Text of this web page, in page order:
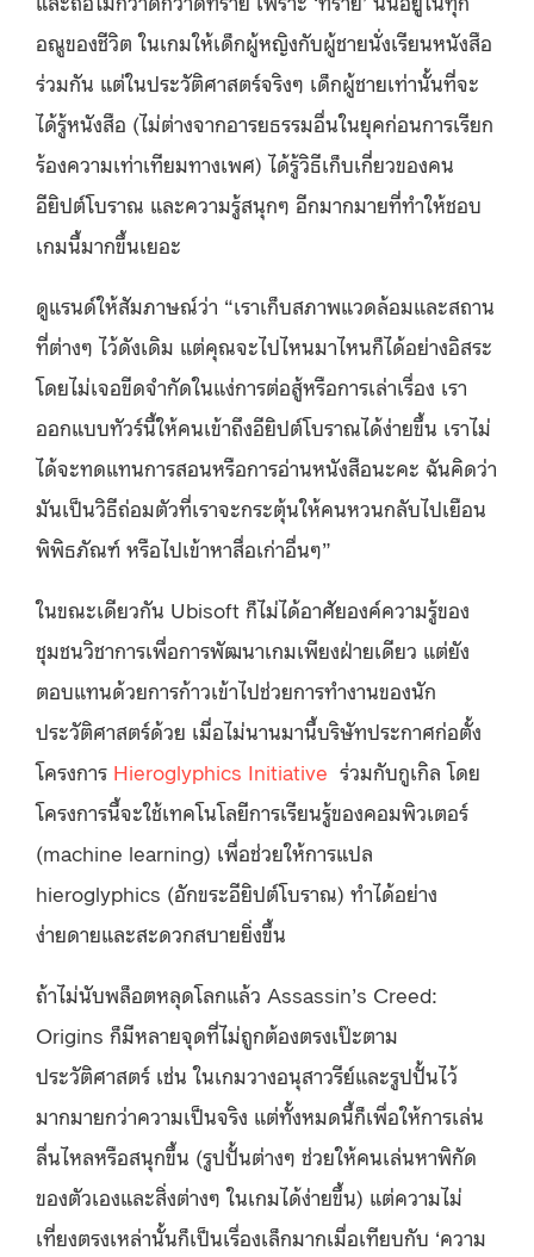
อณูของชีวิต ในเกมให้เด็กผู้หญิงกับผู้ชายนั่งเรียนหนังสือ
ร่วมกัน แต่ในประวัติศาสตร์จริงๆ เด็กผู้ชายเท่านั้นที่จะ
ได้รู้หนังสือ (ไม่ต่างจากอารยธรรมอื่นในยุคก่อนการเรียก
ร้องความเท่าเทียมทางเพศ) ได้รู้วิธีเก็บเกี่ยวของคน
อียิปต์โบราณ และความรู้สนุกๆ อีกมากมายที่ทำให้ชอบ
เกมนี้มากขึ้นเยอะ
ดูแรนด์ให้สัมภาษณ์ว่า “เราเก็บสภาพแวดล้อมและสถาน
ที่ต่างๆ ไว้ดังเดิม แต่คุณจะไปไหนมาไหนก็ได้อย่างอิสระ
โดยไม่เจอขีดจำกัดในแง่การต่อสู้หรือการเล่าเรื่อง เรา
ออกแบบทัวร์นี้ให้คนเข้าถึงอียิปต์โบราณได้ง่ายขึ้น เราไม่
ได้จะทดแทนการสอนหรือการอ่านหนังสือนะคะ ฉันคิดว่า
มันเป็นวิธีถ่อมตัวที่เราจะกระตุ้นให้คนหวนกลับไปเยือน
พิพิธภัณฑ์ หรือไปเข้าหาสื่อเก่าอื่นๆ”
ในขณะเดียวกัน Ubisoft ก็ไม่ได้อาศัยองค์ความรู้ของ
ชุมชนวิชาการเพื่อการพัฒนาเกมเพียงฝ่ายเดียว แต่ยัง
ตอบแทนด้วยการก้าวเข้าไปช่วยการทำงานของนัก
ประวัติศาสตร์ด้วย เมื่อไม่นานมานี้บริษัทประกาศก่อตั้ง
โครงการ Hieroglyphics Initiative ร่วมกับกูเกิล โดย
โครงการนี้จะใช้เทคโนโลยีการเรียนรู้ของคอมพิวเตอร์
(machine learning) เพื่อช่วยให้การแปล
hieroglyphics (อักขระอียิปต์โบราณ) ทำได้อย่าง
ง่ายดายและสะดวกสบายยิ่งขึ้น
ถ้าไม่นับพล็อตหลุดโลกแล้ว Assassin’s Creed:
Origins ก็มีหลายจุดที่ไม่ถูกต้องตรงเป๊ะตาม
ประวัติศาสตร์ เช่น ในเกมวางอนุสาวรีย์และรูปปั้นไว้
มากมายกว่าความเป็นจริง แต่ทั้งหมดนี้ก็เพื่อให้การเล่น
ลื่นไหลหรือสนุกขึ้น (รูปปั้นต่างๆ ช่วยให้คนเล่นหาพิกัด
ของตัวเองและสิ่งต่างๆ ในเกมได้ง่ายขึ้น) แต่ความไม่
เที่ยงตรงเหล่านั้นก็เป็นเรื่องเล็กมากเมื่อเทียบกับ ‘ความ